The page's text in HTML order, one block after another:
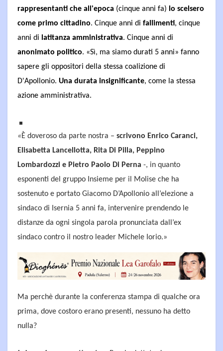
rappresentanti che all'epoca (cinque anni fa) lo scelsero
come primo cittadino. Cinque anni di fallimenti, cinque
anni di latitanza amministrativa. Cinque anni di
anonimato politico. «Sì, ma siamo durati 5 anni» fanno
sapere gli oppositori della stessa coalizione di
D'Apollonio. Una durata insignificante, come la stessa
azione amministrativa.
«È doveroso da parte nostra – scrivono Enrico Caranci,
Elisabetta Lancellotta, Rita Di Pilla, Peppino
Lombardozzi e Pietro Paolo Di Perna -, in quanto
esponenti del gruppo Insieme per il Molise che ha
sostenuto e portato Giacomo D’Apollonio all’elezione a
sindaco di Isernia 5 anni fa, intervenire prendendo le
distanze da ogni singola parola pronunciata dall’ex
sindaco contro il nostro leader Michele Iorio.»
Ma perchè durante la conferenza stampa di qualche ora
prima, dove costoro erano presenti, nessuno ha detto
nulla?